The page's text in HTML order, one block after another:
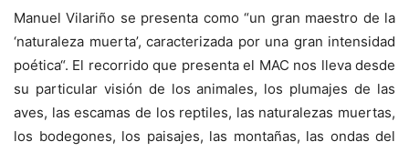
Manuel Vilariño se presenta como “un gran maestro de la
‘naturaleza muerta’, caracterizada por una gran intensidad
poética“. El recorrido que presenta el MAC nos lleva desde
su particular visión de los animales, los plumajes de las
aves, las escamas de los reptiles, las naturalezas muertas,
los bodegones, los paisajes, las montañas, las ondas del